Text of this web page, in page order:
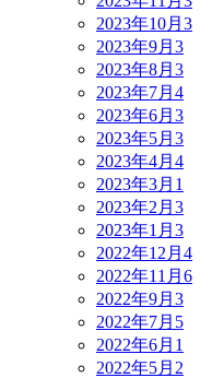
2023年10月 3
2023年9月 3
2023年8月 3
2023年7月 4
2023年6月 3
2023年5月 3
2023年4月 4
2023年3月 1
2023年2月 3
2023年1月 3
2022年12月 4
2022年11月 6
2022年9月 3
2022年7月 5
2022年6月 1
2022年5月 2